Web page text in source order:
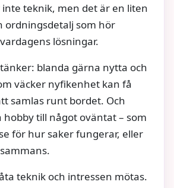
teknik, men det är en liten
ordningsdetalj som hör
lösningar.
blanda gärna nytta och
väcker nyfikenhet kan få
samlas runt bordet. Och
hobby till något oväntat – som
för hur saker fungerar, eller
teknik och intressen mötas.